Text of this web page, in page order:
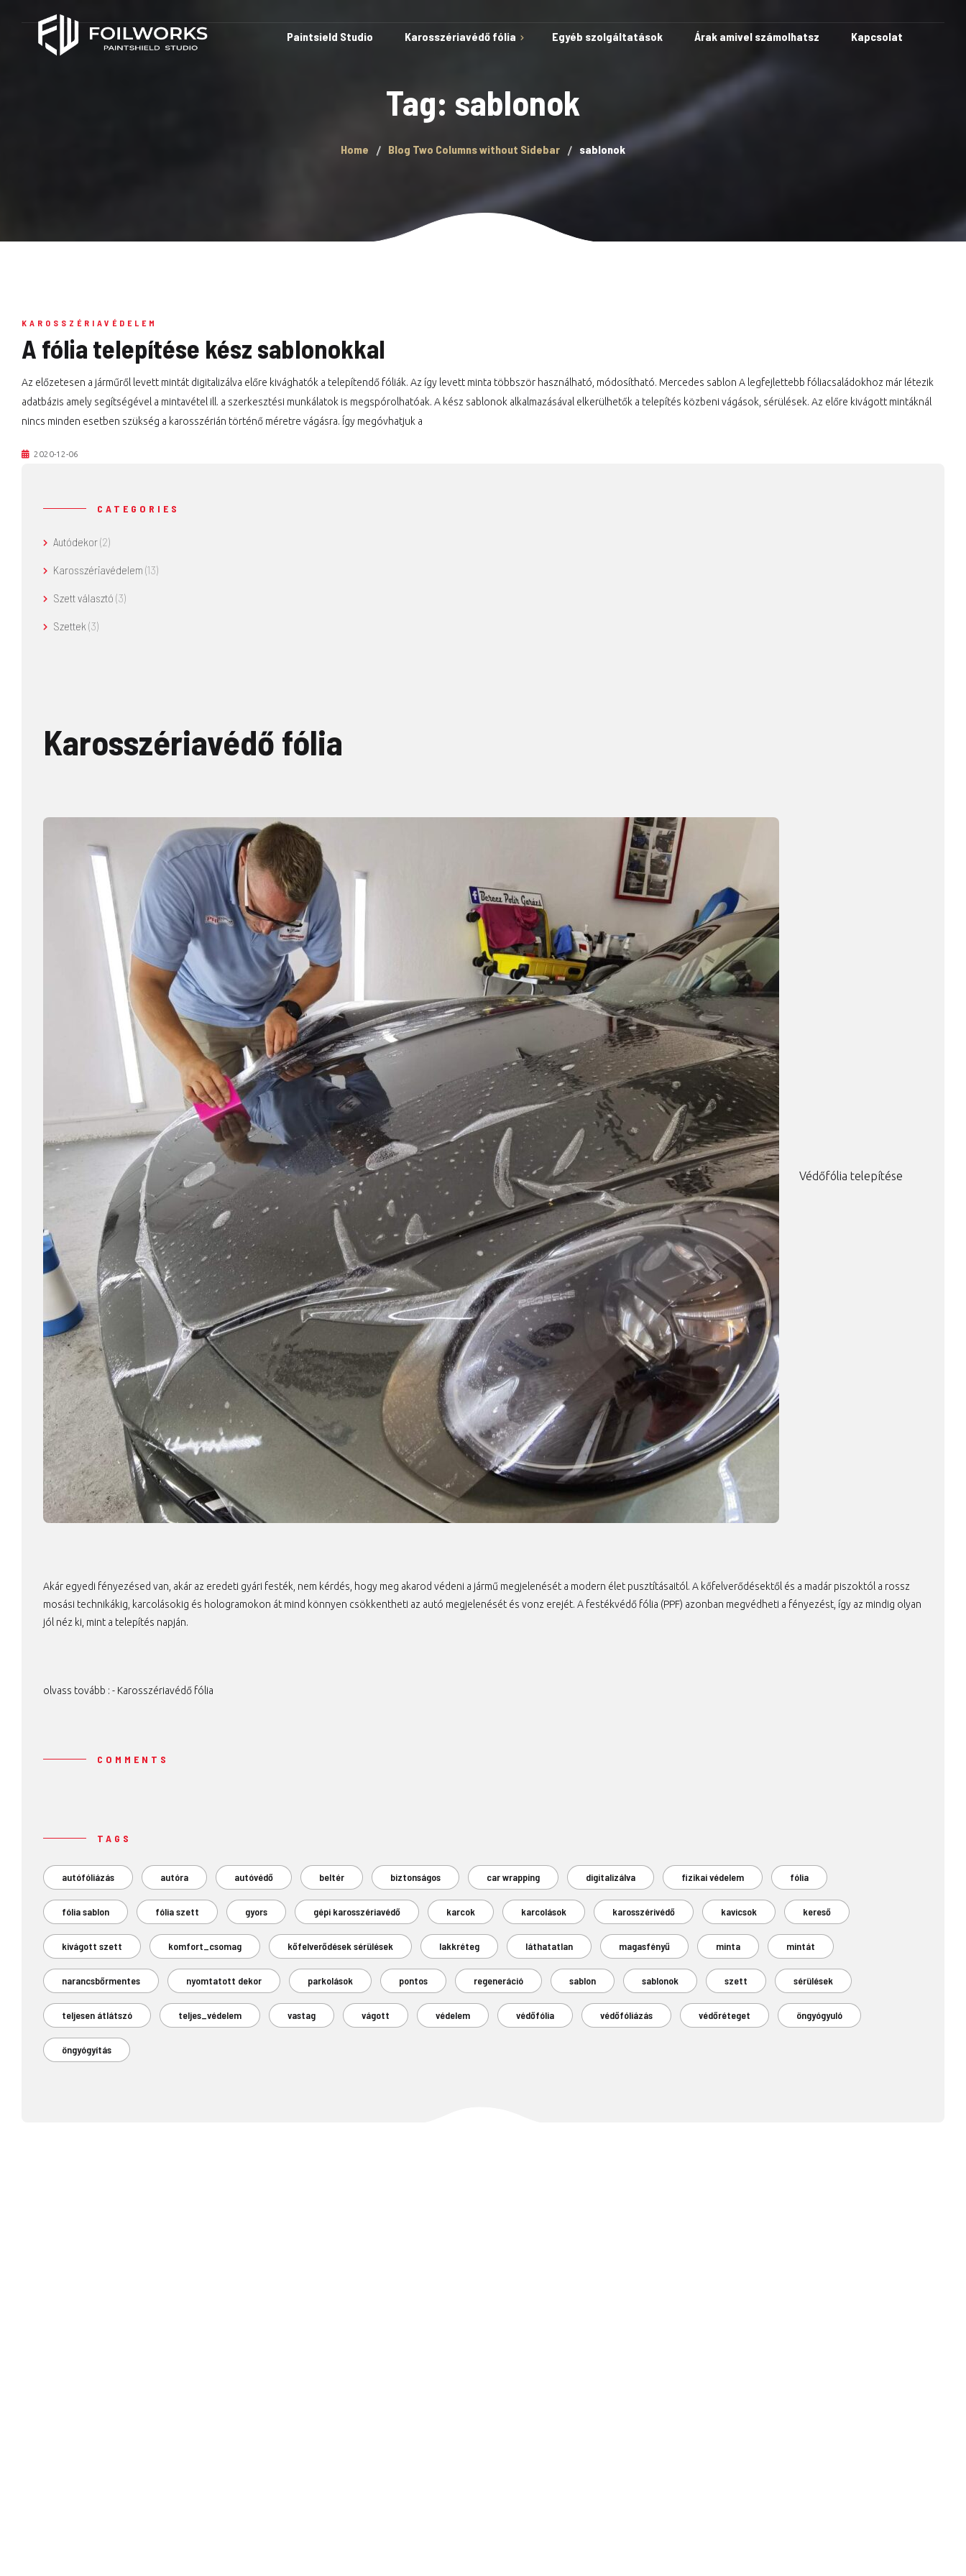
Paintsield Studio Karosszériavédő fólia
horzsolások ellen
Matt védőfólia
Miért jó a sablonok
használata?
Egyéb szolgáltatások Árak amivel számolhatsz Kapcsolat
Tag: sablonok
Home Blog Two Columns without Sidebar sablonok
KAROSSZÉRIAVÉDELEM
A fólia telepítése kész sablonokkal
Az előzetesen a járműről levett mintát digitalizálva előre kivághatók a telepítendő fóliák. Az így levett minta többször használható, módosítható. Mercedes sablon A legfejlettebb fóliacsaládokhoz már létezik
adatbázis amely segítségével a mintavétel ill. a szerkesztési munkálatok is megspórolhatóak. A kész sablonok alkalmazásával elkerülhetők a telepítés közbeni vágások, sérülések. Az előre kivágott mintáknál
nincs minden esetben szükség a karosszérián történő méretre vágásra. Így megóvhatjuk a
2020-12-06
CATEGORIES
Autódekor(2)
Karosszériavédelem (13)
Szett választó (3)
Szettek (3)
Karosszériavédő fólia
Védőfólia telepítése
Akár egyedi fényezésed van, akár az eredeti gyári festék, nem kérdés, hogy meg akarod védeni a jármű megjelenését a modern élet pusztításaitól. A kőfelverődésektől és a madár piszoktól a rossz
mosási technikákig, karcolásokig és hologramokon át mind könnyen csökkentheti az autó megjelenését és vonz erejét. A festékvédő fólia (PPF) azonban megvédheti a fényezést, így az mindig olyan
jól néz ki, mint a telepítés napján.
olvass tovább : - Karosszériavédő fólia
COMMENTS
TAGS
autófóliázás autóra autóvédő beltér biztonságos car wrapping digitalizálva fizikai védelem fólia
fólia sablon fólia szett gyors gépi karosszériavédő karcok karcolások karosszérivédő kavicsok kereső
kivágott szett komfort_csomag kőfelverődések sérülések lakkréteg láthatatlan magasfényű minta mintát
narancsbőrmentes nyomtatott dekor parkolások pontos regeneráció sablon sablonok szett sérülések
teljesen átlátszó teljes_védelem vastag vágott védelem védőfólia védőfóliázás védőréteget öngyógyuló
öngyógyítás